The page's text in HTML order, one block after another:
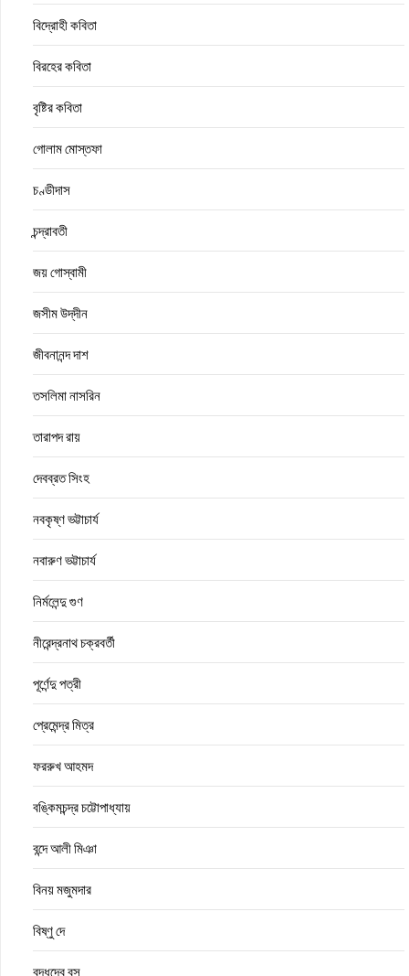
বিদ্রোহী কবিতা
বিরহের কবিতা
বৃষ্টির কবিতা
গোলাম মোস্তফা
চণ্ডীদাস
চন্দ্রাবতী
জয় গোস্বামী
জসীম উদ্‌দীন
জীবনানন্দ দাশ
তসলিমা নাসরিন
তারাপদ রায়
দেবব্রত সিংহ
নবকৃষ্ণ ভট্টাচার্য
নবারুণ ভট্টাচার্য
নির্মলেন্দু গুণ
নীরেন্দ্রনাথ চক্রবর্তী
পূর্ণেন্দু পত্রী
প্রেমেন্দ্র মিত্র
ফররুখ আহমদ
বঙ্কিমচন্দ্র চট্টোপাধ্যায়
বন্দে আলী মিঞা
বিনয় মজুমদার
বিষ্ণু দে
বুদ্ধদেব বসু